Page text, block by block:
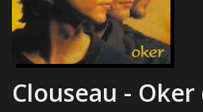
Clouseau - Oker